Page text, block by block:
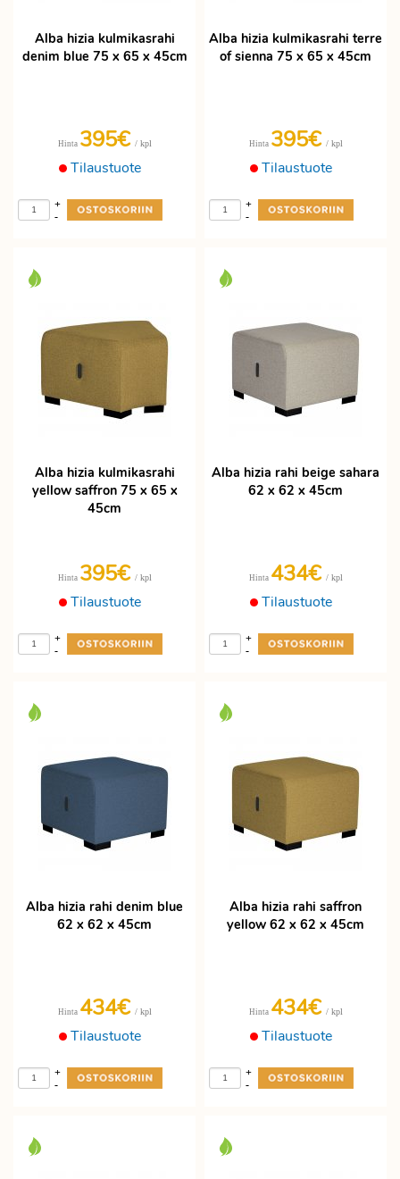
Alba hizia kulmikasrahi
denim blue 75 x 65 x 45cm
Tilaustuote
Hinta 395€ / kpl
-
+
Alba hizia kulmikasrahi terre
of sienna 75 x 65 x 45cm
Tilaustuote
Hinta 395€ / kpl
-
+
Alba hizia kulmikasrahi
yellow saffron 75 x 65 x
45cm
Tilaustuote
Hinta 395€ / kpl
-
+
Alba hizia rahi beige sahara
62 x 62 x 45cm
Tilaustuote
Hinta 434€ / kpl
-
+
Alba hizia rahi denim blue
62 x 62 x 45cm
Tilaustuote
Hinta 434€ / kpl
-
+
Alba hizia rahi saffron
yellow 62 x 62 x 45cm
Tilaustuote
Hinta 434€ / kpl
-
+